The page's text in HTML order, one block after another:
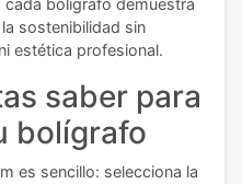
cada bolígrafo demuestra
sostenibilidad sin
estética profesional.
saber para
bolígrafo
es sencillo: selecciona la